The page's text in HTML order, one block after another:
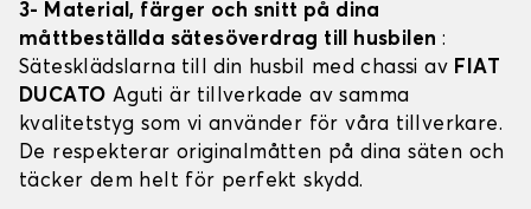
3- Material, färger och snitt på dina
måttbeställda sätesöverdrag till husbilen :
Sätesklädslarna till din husbil med chassi av FIAT
DUCATO Aguti är tillverkade av samma
kvalitetstyg som vi använder för våra tillverkare.
De respekterar originalmåtten på dina säten och
täcker dem helt för perfekt skydd.